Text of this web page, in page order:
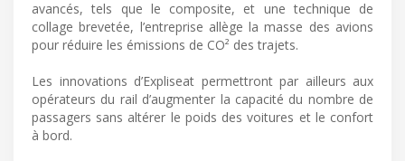
avancés, tels que le composite, et une technique de
collage brevetée, l’entreprise allège la masse des avions
pour réduire les émissions de CO² des trajets.
Les innovations d’Expliseat permettront par ailleurs aux
opérateurs du rail d’augmenter la capacité du nombre de
passagers sans altérer le poids des voitures et le confort
à bord.